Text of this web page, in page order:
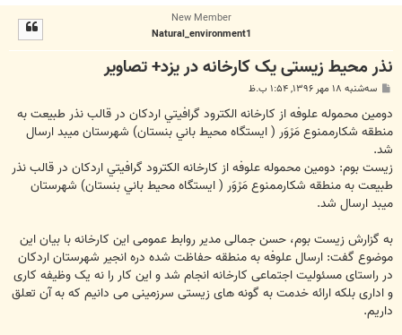
New Member
Natural_environment1
نذر محیط زیستی یک کارخانه در یزد+ تصاویر
ت
سه‌شنبه ۱۸ مهر ۱۳۹۶, ۱:۵۴ ب.ظ
دومين محموله علوفه از كارخانه الكترود گرافيتي اردكان در قالب نذر طبيعت به
منطقه شكارممنوع مَرْوَر ( ايستگاه محيط باني بنستان) شهرستان ميبد ارسال
شد.
زیست بوم: دومين محموله علوفه از كارخانه الكترود گرافيتي اردكان در قالب نذر
طبيعت به منطقه شكارممنوع مَرْوَر ( ايستگاه محيط باني بنستان) شهرستان
ميبد ارسال شد.
به گزارش زیست بوم، حسن جمالی مدیر روابط عمومی این کارخانه با بیان این
موضوع گفت: ارسال علوفه به منطقه حفاظت شده دره انجير شهرستان اردكان
در راستای مسئولیت اجتماعی کارخانه انجام شد و این کار را نه یک وظیفه کاری
و اداری بلکه ارائه خدمت به گونه های زیستی سرزمینی می دانیم که به آن تعلق
داریم.